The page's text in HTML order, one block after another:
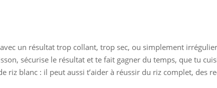
un résultat trop collant, trop sec, ou simplement irrégulier
sécurise le résultat et te fait gagner du temps, que tu
riz blanc : il peut aussi t’aider à réussir du riz complet, des